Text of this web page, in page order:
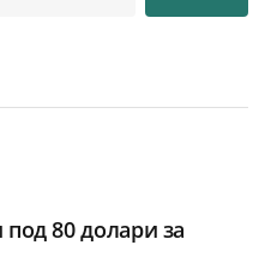
80 долари за